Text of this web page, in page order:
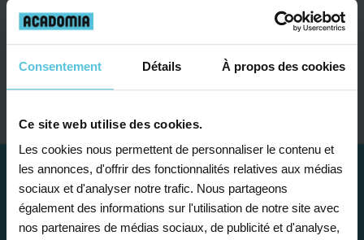
Consentement Détails À propos des cookies
Ce site web utilise des cookies.
Les cookies nous permettent de personnaliser le contenu et
les annonces, d'offrir des fonctionnalités relatives aux médias
sociaux et d'analyser notre trafic. Nous partageons
également des informations sur l'utilisation de notre site avec
nos partenaires de médias sociaux, de publicité et d'analyse,
Je contacte un conseiller